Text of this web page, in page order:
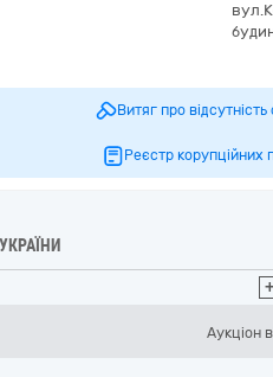
Витяг про відсутність
Реєстр корупційних
+
Аукціон